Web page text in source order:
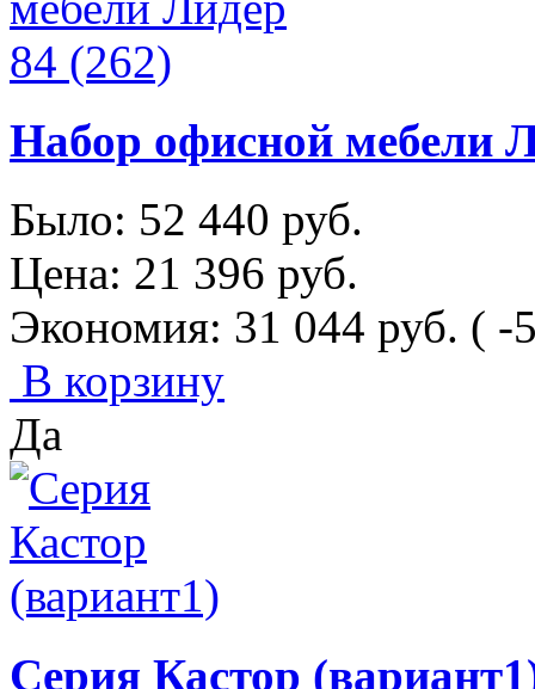
Набор офисной мебели
Было: 52 440 руб.
Цена: 21 396 руб.
Экономия: 31 044 руб. ( -
В корзину
Да
Серия Кастор